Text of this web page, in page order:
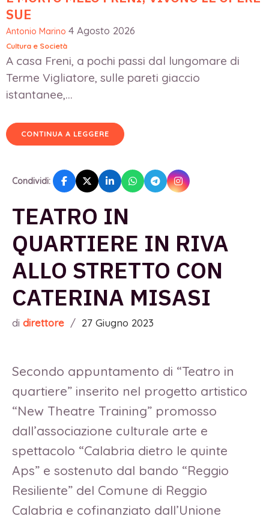
SUE
Antonio Marino 4 Agosto 2026
Cultura e Società
A casa Freni, a pochi passi dal lungomare di
Terme Vigliatore, sulle pareti giaccio
istantanee,...
CONTINUA A LEGGERE
Condividi:
TEATRO IN
QUARTIERE IN RIVA
ALLO STRETTO CON
CATERINA MISASI
di direttore / 27 Giugno 2023
Secondo appuntamento di “Teatro in
quartiere” inserito nel progetto artistico
“New Theatre Training” promosso
dall’associazione culturale arte e
spettacolo “Calabria dietro le quinte
Aps” e sostenuto dal bando “Reggio
Resiliente” del Comune di Reggio
Calabria e cofinanziato dall’Unione